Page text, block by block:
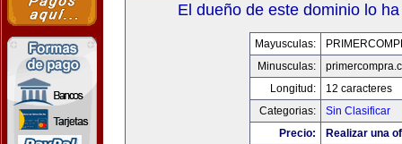
El dueño de este dominio lo
Mayusculas:
Minusculas:
Longitud:
12 caracteres
Categorias:
Sin Clasificar
Precio:
Realizar una